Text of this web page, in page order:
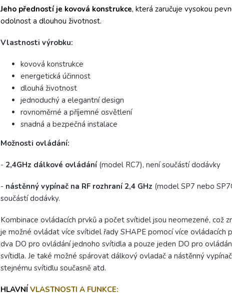
Jeho předností je kovová konstrukce, která zaručuje vysokou
odolnost a dlouhou životnost.
Vlastnosti výrobku:
kovová konstrukce
energetická účinnost
dlouhá životnost
jednoduchý a elegantní design
rovnoměrné a příjemné osvětlení
snadná a bezpečná instalace
Možnosti ovládání:
- 2,4GHz dálkové ovládání (model RC7), není součástí dodávky
- nástěnný vypínač na RF rozhraní 2,4 GHz (model SP7 nebo
součástí dodávky.
Kombinace ovládacích prvků a počet svítidel jsou neomezené, což
je možné ovládat více svítidel řady SHAPE pomocí více ovládacích
dva DO pro ovládání jednoho svítidla a pouze jeden DO pro
svítidla. Je také možné spárovat dálkový ovladač a nástěnný
stejnému svítidlu současně atd.
HLAVNÍ VLASTNOSTI A FUNKCE: